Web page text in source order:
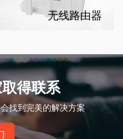
无线路由器
得联系
找到完美的解决方案